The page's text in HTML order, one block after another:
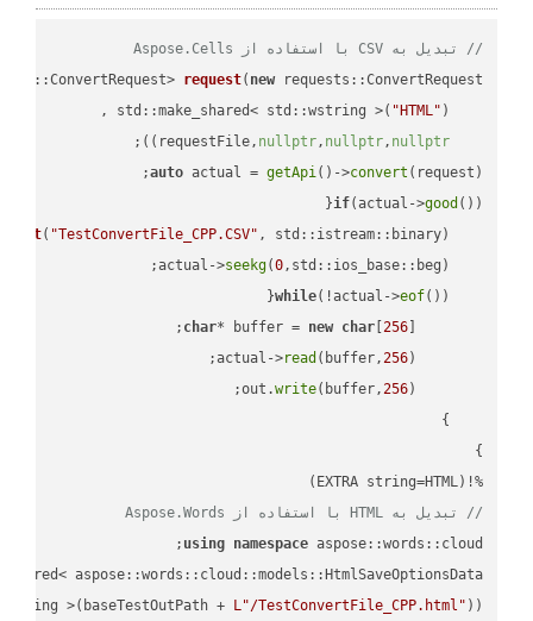
// تبدیل به CSV با استفاده از Aspose.Cells
request( new
"HTML"
    requestFile,
nullptr, nullptr, nullptr
))
;
auto actual = getApi()->convert (request);
if(actual->good
out( "TestConvertFile_CPP.CSV" , std::istream::binary)
seekg(0
while(!actual->eof
char* buffer = new char[ 256
read (buffer,256
write(buffer,256
%!(EXTRA string=HTML)
// تبدیل به HTML با استفاده از Aspose.Words
using namespace aspose::words::cloud;
>(baseTestOutPath + L"/TestConvertFile_CPP.html" ));